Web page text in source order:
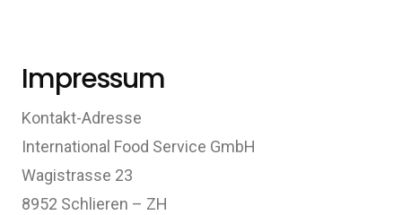
Impressum
Kontakt-Adresse
International Food Service GmbH
Wagistrasse 23
8952 Schlieren – ZH